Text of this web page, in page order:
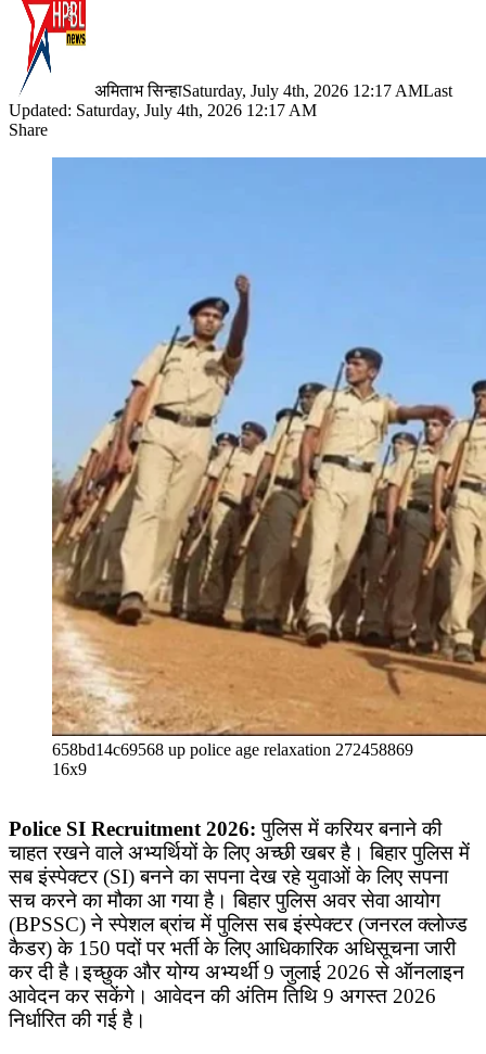
अमिताभ सिन्हाSaturday, July 4th, 2026 12:17 AMLast
Updated: Saturday, July 4th, 2026 12:17 AM
Share
658bd14c69568 up police age relaxation 272458869
16x9
Police SI Recruitment 2026: पुलिस में करियर बनाने की
चाहत रखने वाले अभ्यर्थियों के लिए अच्छी खबर है। बिहार पुलिस में
सब इंस्पेक्टर (SI) बनने का सपना देख रहे युवाओं के लिए सपना
सच करने का मौका आ गया है। बिहार पुलिस अवर सेवा आयोग
(BPSSC) ने स्पेशल ब्रांच में पुलिस सब इंस्पेक्टर (जनरल क्लोज्ड
कैडर) के 150 पदों पर भर्ती के लिए आधिकारिक अधिसूचना जारी
कर दी है।इच्छुक और योग्य अभ्यर्थी 9 जुलाई 2026 से ऑनलाइन
आवेदन कर सकेंगे। आवेदन की अंतिम तिथि 9 अगस्त 2026
निर्धारित की गई है।